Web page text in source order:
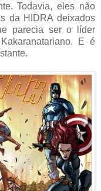
Todavia, eles não
da HIDRA deixados
parecia ser o líder
E é